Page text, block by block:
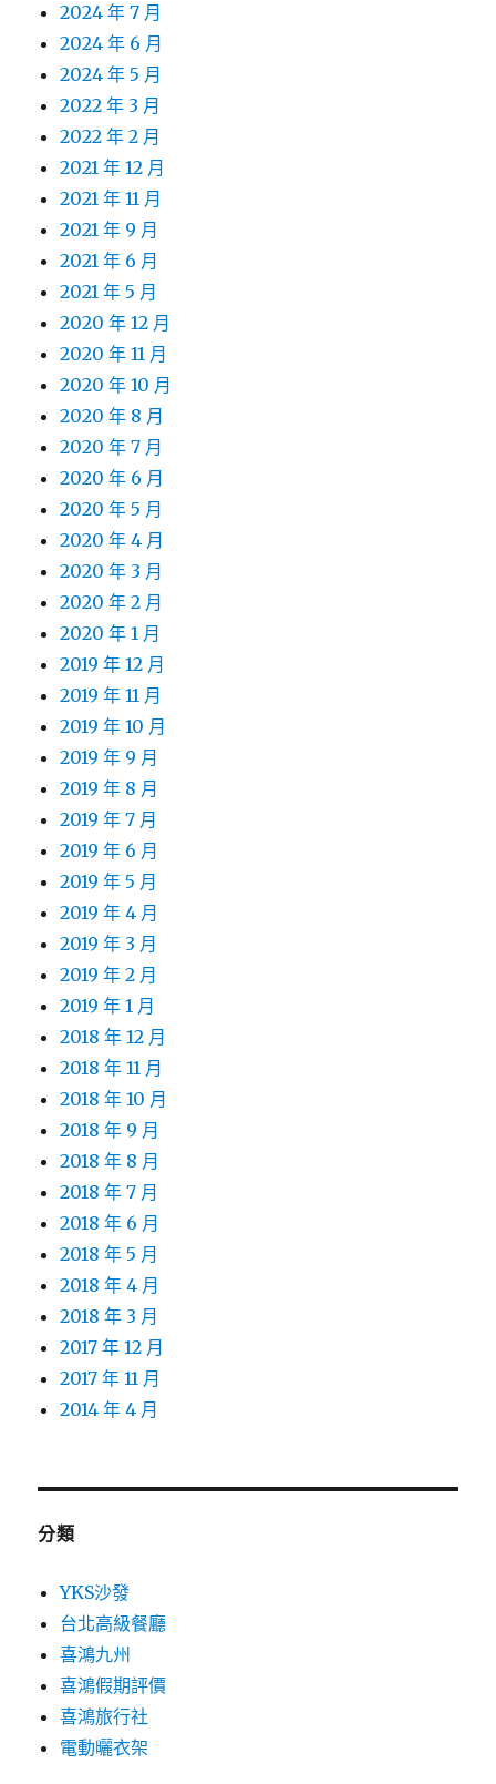
2024 年 7 月
2024 年 6 月
2024 年 5 月
2022 年 3 月
2022 年 2 月
2021 年 12 月
2021 年 11 月
2021 年 9 月
2021 年 6 月
2021 年 5 月
2020 年 12 月
2020 年 11 月
2020 年 10 月
2020 年 8 月
2020 年 7 月
2020 年 6 月
2020 年 5 月
2020 年 4 月
2020 年 3 月
2020 年 2 月
2020 年 1 月
2019 年 12 月
2019 年 11 月
2019 年 10 月
2019 年 9 月
2019 年 8 月
2019 年 7 月
2019 年 6 月
2019 年 5 月
2019 年 4 月
2019 年 3 月
2019 年 2 月
2019 年 1 月
2018 年 12 月
2018 年 11 月
2018 年 10 月
2018 年 9 月
2018 年 8 月
2018 年 7 月
2018 年 6 月
2018 年 5 月
2018 年 4 月
2018 年 3 月
2017 年 12 月
2017 年 11 月
2014 年 4 月
分類
YKS沙發
台北高級餐廳
喜鴻九州
喜鴻假期評價
喜鴻旅行社
電動曬衣架